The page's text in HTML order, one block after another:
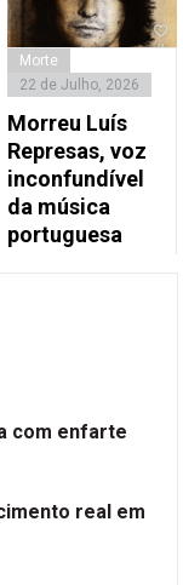
Morte
22 de Julho, 2026
Morreu Luís
Represas, voz
inconfundível
da música
portuguesa
com enfarte
real em